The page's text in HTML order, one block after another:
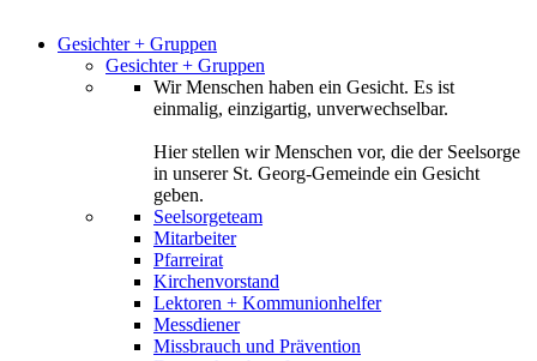
Gesichter + Gruppen
Gesichter + Gruppen
Wir Menschen haben ein Gesicht. Es ist
einmalig, einzigartig, unverwechselbar.
Hier stellen wir Menschen vor, die der Seelsorge
in unserer St. Georg-Gemeinde ein Gesicht
geben.
Seelsorgeteam
Mitarbeiter
Pfarreirat
Kirchenvorstand
Lektoren + Kommunionhelfer
Messdiener
Missbrauch und Prävention